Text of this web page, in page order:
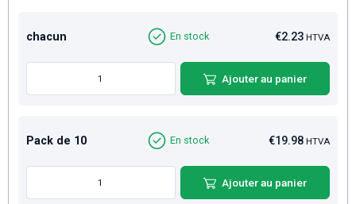
chacun €2.23 HTVA
En stock
Ajouter au panier
Pack de 10 €19.98 HTVA
En stock
Ajouter au panier